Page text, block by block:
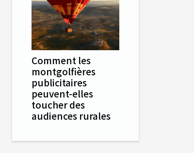
Comment les
montgolfières
publicitaires
peuvent-elles
toucher des
audiences rurales